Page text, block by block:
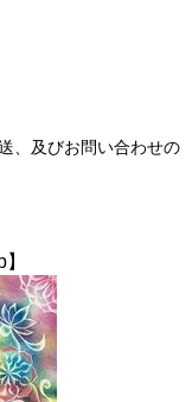
、及びお問い合わせの